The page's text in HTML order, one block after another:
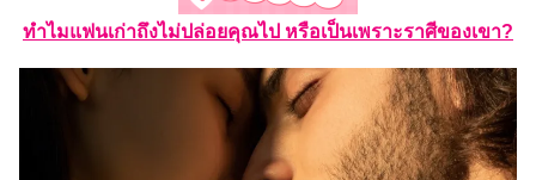
ทำไมแฟนเก่าถึงไม่ปล่อยคุณไป หรือเป็นเพราะราศีของเขา?